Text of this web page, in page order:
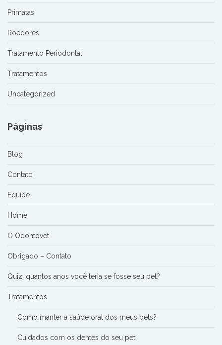
Primatas
Roedores
Tratamento Periodontal
Tratamentos
Uncategorized
Páginas
Blog
Contato
Equipe
Home
O Odontovet
Obrigado – Contato
Quiz: quantos anos você teria se fosse seu pet?
Tratamentos
Como manter a saúde oral dos meus pets?
Cuidados com os dentes do seu pet